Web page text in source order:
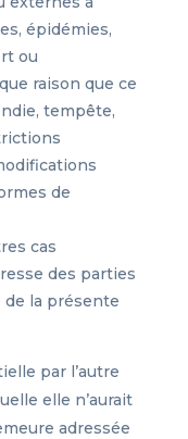
épidémies,
ou
raison que ce
tempête,
de
cas
des parties
de la présente
par l’autre
elle n’aurait
adressée